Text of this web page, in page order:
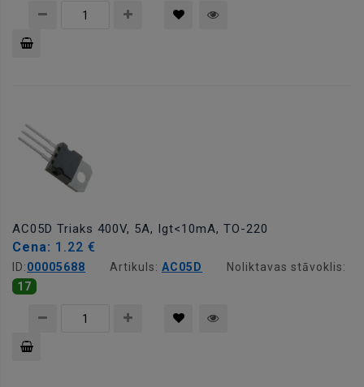
AC05D Triaks 400V, 5A, Igt<10mA, TO-220
Cena: 1.22 €
ID:00005688 Artikuls: AC05D
Noliktavas stāvoklis:
17